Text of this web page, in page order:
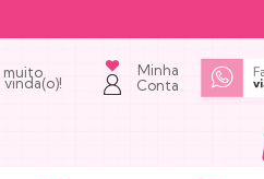
muito
vinda(o)!
Minha
Conta